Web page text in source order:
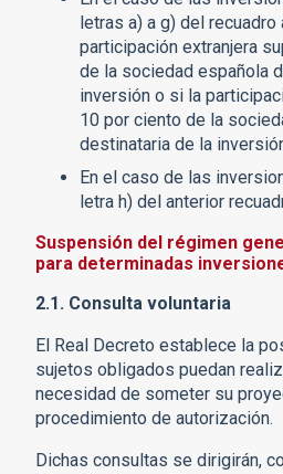
letras a) a g) del
participación extranjera
de la sociedad española
inversión o si la
10 por ciento de la
destinataria de la
En el caso de las
letra h) del anterior
Suspensión del régimen
para determinadas
2.1. Consulta voluntaria
El Real Decreto establece la
sujetos obligados puedan
necesidad de someter su
procedimiento de autorización.
Dichas consultas se dirigirán,